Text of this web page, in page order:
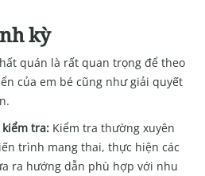
kỳ
quán là rất quan trọng để theo
của em bé cũng như giải quyết
tra:Kiểm tra thường xuyên
trình mang thai, thực hiện các
ra hướng dẫn phù hợp với nhu